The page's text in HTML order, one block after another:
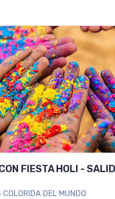
FIESTA HOLI -
DEL MUNDO